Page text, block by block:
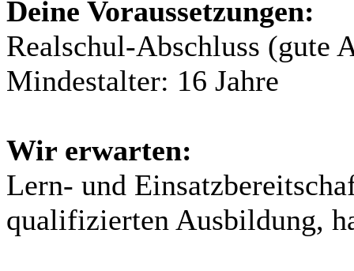
Deine Voraussetzungen:
Realschul-Abschluss (gute
Mindestalter: 16 Jahre
Wir erwarten:
Lern- und
qualifizierten Ausbildung,